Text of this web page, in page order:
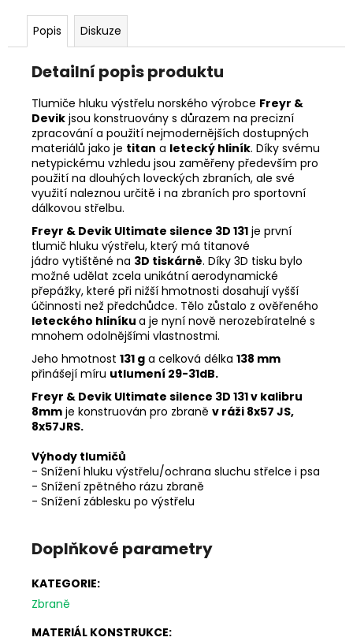
Popis Diskuze
Detailní popis produktu
Tlumiče hluku výstřelu norského výrobce Freyr &
Devik jsou konstruovány s důrazem na precizní
zpracování a použití nejmodernějších dostupných
materiálů jako je titan a letecký hliník. Díky svému
netypickému vzhledu jsou zaměřeny především pro
použití na dlouhých loveckých zbraních, ale své
využití naleznou určitě i na zbraních pro sportovní
dálkovou střelbu.
Freyr & Devik Ultimate silence 3D 131 je první
tlumič hluku výstřelu, který má titanové
jádro vytištěné na 3D tiskárně. Díky 3D tisku bylo
možné udělat zcela unikátní aerodynamické
přepážky, které při nižší hmotnosti dosahují vyšší
účinnosti než předchůdce. Tělo zůstalo z ověřeného
leteckého hliníku a je nyní nově nerozebíratelné s
mnohem odolnějšími vlastnostmi.
Jeho hmotnost 131 g a celková délka 138 mm
přinášejí míru utlumení 29-31dB.
Freyr & Devik Ultimate silence 3D 131 v kalibru
8mm je konstruován pro zbraně v ráži 8x57 JS,
8x57JRS.
Výhody tlumičů
- Snížení hluku výstřelu/ochrana sluchu střelce i psa
- Snížení zpětného rázu zbraně
- Snížení záblesku po výstřelu
Doplňkové parametry
KATEGORIE:
Zbraně
MATERIÁL KONSTRUKCE:
DALEKOHLED
FOMEI
9X63
LEADER
RSV,
SMC
990
Kč